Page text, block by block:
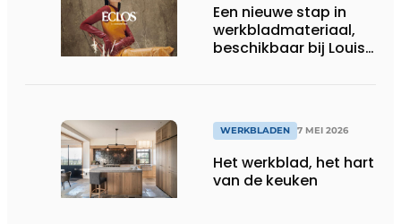
Een nieuwe stap in
werkbladmateriaal,
beschikbaar bij Louis
WERKBLADEN 7 MEI 2026
Het werkblad, het hart
van de keuken